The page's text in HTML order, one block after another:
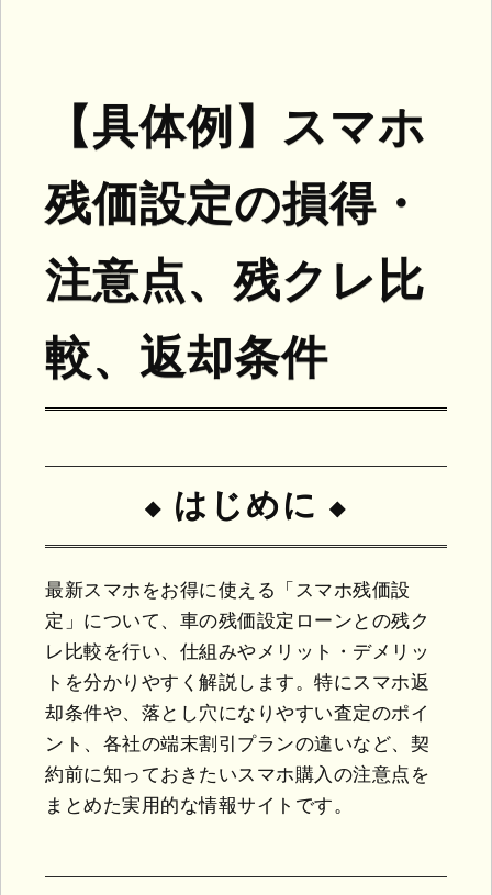
【具体例】スマホ
残価設定の損得・
注意点、残クレ比
較、返却条件
はじめに
最新スマホをお得に使える「スマホ残価設
定」について、車の残価設定ローンとの残ク
レ比較を行い、仕組みやメリット・デメリッ
トを分かりやすく解説します。特にスマホ返
却条件や、落とし穴になりやすい査定のポイ
ント、各社の端末割引プランの違いなど、契
約前に知っておきたいスマホ購入の注意点を
まとめた実用的な情報サイトです。